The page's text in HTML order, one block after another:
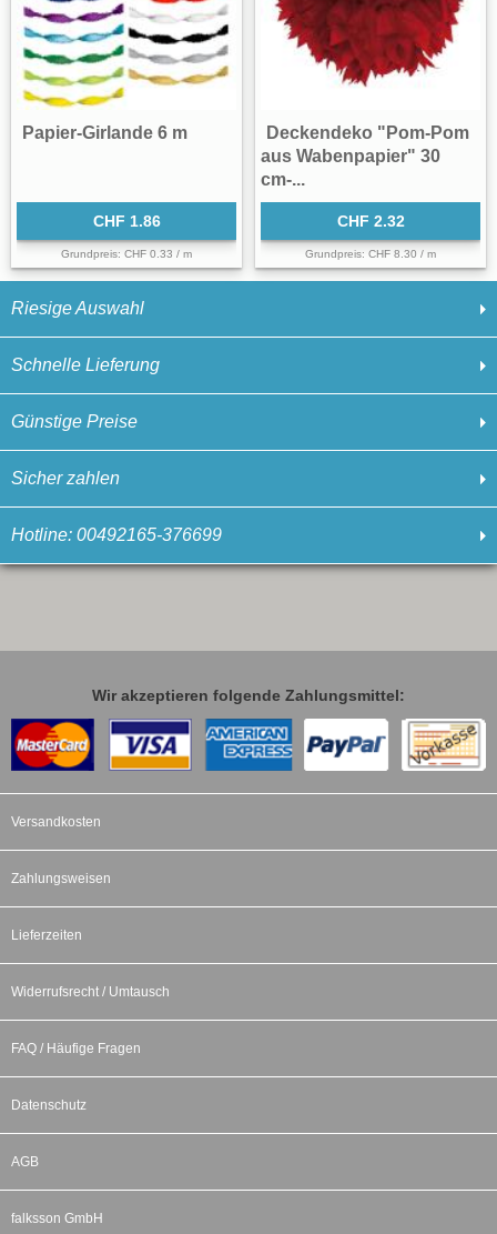
Riesige Auswahl
Schnelle Lieferung
Günstige Preise
Sicher zahlen
Hotline: 00492165-376699
Papier-Girlande 6 m
CHF 1.86
Grundpreis: CHF 0.33 / m
Deckendeko "Pom-Pom
aus Wabenpapier" 30
cm-...
CHF 2.32
Grundpreis: CHF 8.30 / m
Wir akzeptieren folgende Zahlungsmittel:
Versandkosten
Zahlungsweisen
Lieferzeiten
Widerrufsrecht / Umtausch
FAQ / Häufige Fragen
Datenschutz
AGB
falksson GmbH